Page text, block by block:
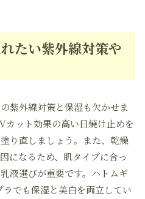
たい紫外線対策や
紫外線対策と保湿も欠かせま
ット効果の高い日焼け止めを
り直しましょう。また、乾燥
になるため、肌タイプに合っ
液選びが重要です。ハトムギ
でも保湿と美白を両立してい